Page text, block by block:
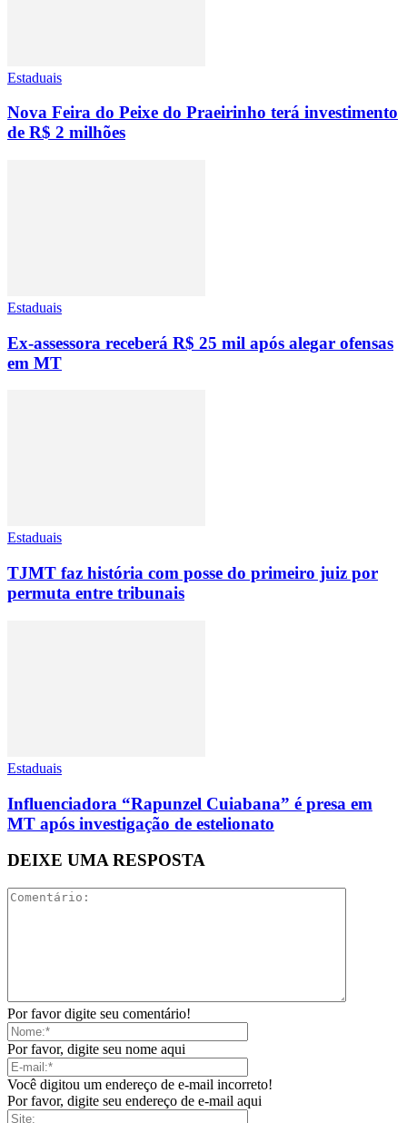
Estaduais
Nova Feira do Peixe do Praeirinho terá investimento
de R$ 2 milhões
Estaduais
Ex-assessora receberá R$ 25 mil após alegar ofensas
em MT
Estaduais
TJMT faz história com posse do primeiro juiz por
permuta entre tribunais
Estaduais
Influenciadora “Rapunzel Cuiabana” é presa em
MT após investigação de estelionato
DEIXE UMA RESPOSTA
Por favor digite seu comentário!
Por favor, digite seu nome aqui
Você digitou um endereço de e-mail incorreto!
Por favor, digite seu endereço de e-mail aqui